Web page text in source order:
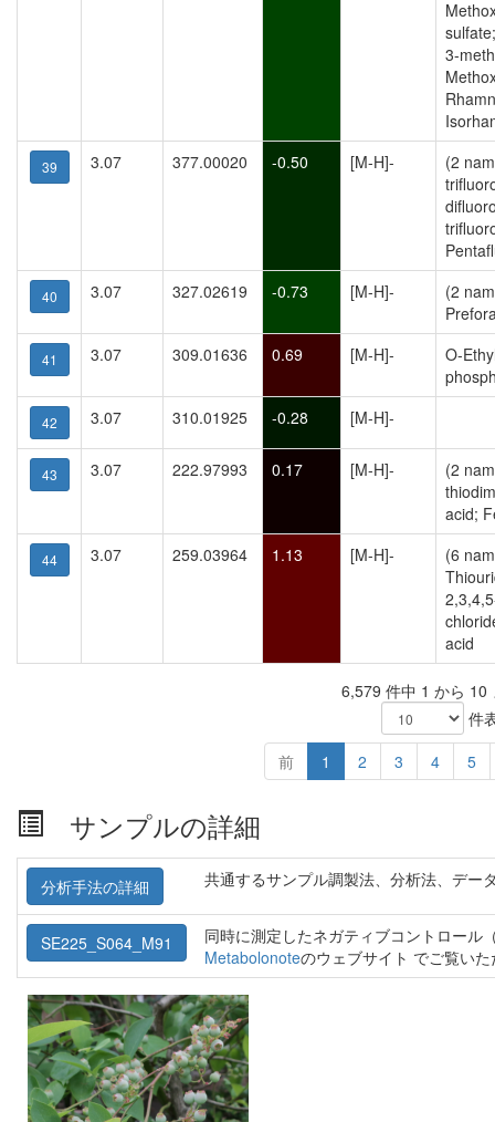
3-
39 3.07 377.00020 -0.50 [M-H]-
(2
40 3.07 327.02619 -0.73 [M-H]-
(2
41 3.07 309.01636 0.69 [M-H]-
O-
42 3.07 310.01925 -0.28 [M-H]-
43 3.07 222.97993 0.17 [M-H]-
(2
acid;
44 3.07 259.03964 1.13 [M-H]-
(6
acid
6,579 件中 1 から 10
件
前
1 2 3 4 5
サンプルの詳細
分析手法の詳細 共通するサンプル調製法、分析法、デー
SE225_S064_M91
同時に測定したネガティブコントロール
Metabolonoteのウェブサイト でご覧い